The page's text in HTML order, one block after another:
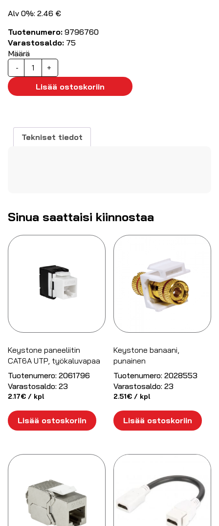
Alv 0%: 2.46 €
Tuotenumero: 9796760
Varastosaldo: 75
Määrä
-
Keystone
moduuli,
RCA,
valkoinen
+
Lisää ostoskoriin
Tekniset tiedot
Sinua saattaisi kiinnostaa
Keystone paneeliitin
CAT6A UTP, työkaluvapaa
Tuotenumero: 2061796
Varastosaldo: 23
2.17€ / kpl
Lisää ostoskoriin
Keystone banaani,
punainen
Tuotenumero: 2028553
Varastosaldo: 23
2.51€ / kpl
Lisää ostoskoriin